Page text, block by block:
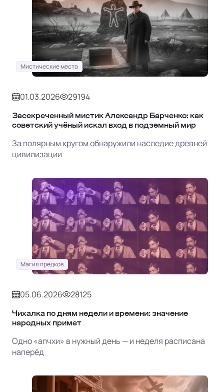
Мистические места
01.03.2026 29194
Засекреченный мистик Александр Барченко: как
советский учёный искал вход в подземный мир
За полярным кругом обнаружили наследие древней
цивилизации
Магия предков
05.06.2026 28125
Чихалка по дням недели и времени: значение
народных примет
Одно «апчхи» в нужный день — и неделя расписана
наперёд